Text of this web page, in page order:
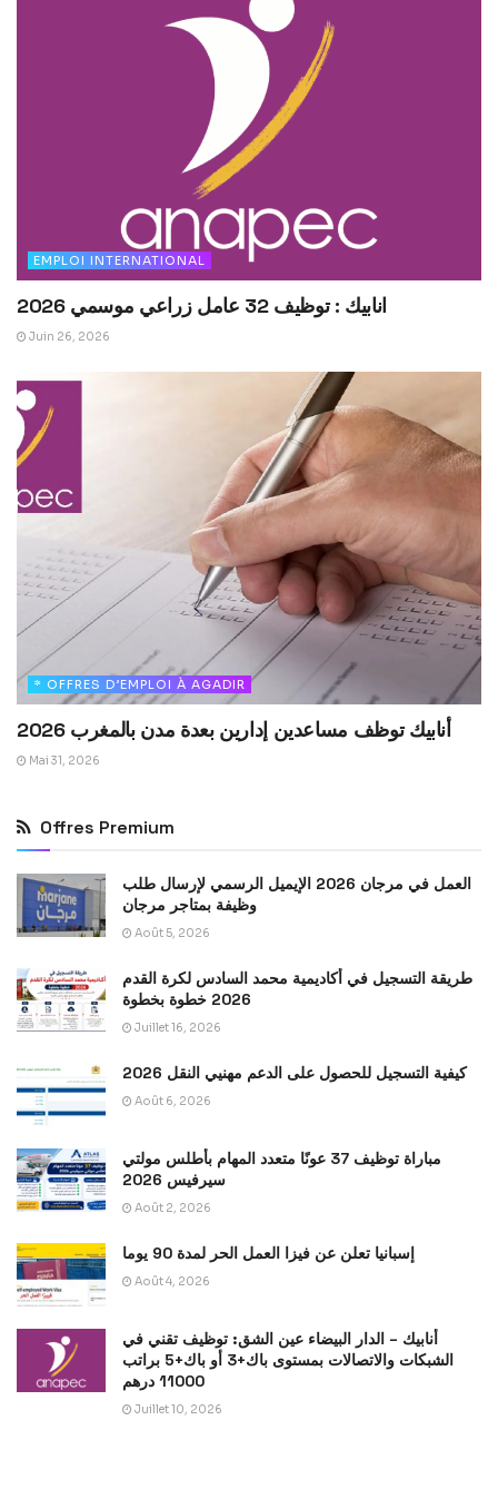
EMPLOI INTERNATIONAL
انابيك : توظيف 32 عامل زراعي موسمي 2026
Juin 26, 2026
* OFFRES D’EMPLOI À AGADIR
أنابيك توظف مساعدين إدارين بعدة مدن بالمغرب 2026
Mai 31, 2026
Offres Premium
العمل في مرجان 2026 الإيميل الرسمي لإرسال طلب
وظيفة بمتاجر مرجان
Août 5, 2026
طريقة التسجيل في أكاديمية محمد السادس لكرة القدم
2026 خطوة بخطوة
Juillet 16, 2026
كيفية التسجيل للحصول على الدعم مهنيي النقل 2026
Août 6, 2026
مباراة توظيف 37 عونًا متعدد المهام بأطلس مولتي
سيرفيس 2026
Août 2, 2026
Août 4, 2026
أنابيك – الدار البيضاء عين الشق: توظيف تقني في
الشبكات والاتصالات بمستوى باك+3 أو باك+5 براتب
11000 درهم
Juillet 10, 2026